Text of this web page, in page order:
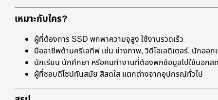
เหมาะกับใคร?
ผู้ที่ต้องการ SSD พกพาความจุสูง ใช้งานรวดเร็ว
มืออาชีพด้านครีเอทีฟ เช่น ช่างภาพ, วิดีโอเอดิเตอร์, นักออ
นักเรียน นักศึกษา หรือคนทำงานที่ต้องพกข้อมูลไปใช้นอกส
ผู้ที่ชอบดีไซน์ทันสมัย สีสดใส แตกต่างจากอุปกรณ์ทั่วไป